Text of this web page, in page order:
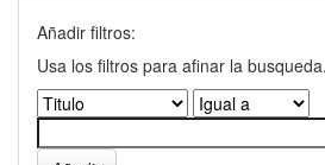
Añadir filtros:
Usa los filtros para afinar la busqueda.